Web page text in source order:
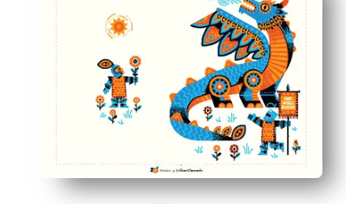
L'interno bianco offre spazio per aggiungere una nota
La comodità a casa ti evita di recarti in negozio e